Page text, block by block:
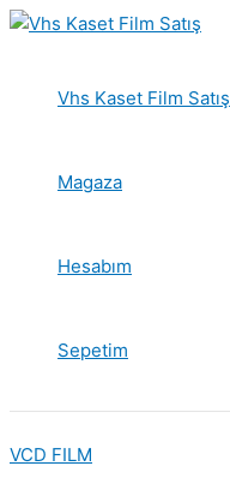
İçeriğe
Vhs Kaset Film Satış
Magaza
Hesabım
Sepetim
VCD FILM